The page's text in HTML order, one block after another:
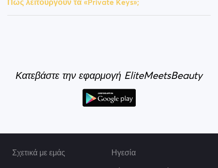
Πώς λειτουργούν τα «Private Keys»;
Κατεβάστε την εφαρμογή EliteMeetsBeauty
Σχετικά με εμάς
Ηγεσία